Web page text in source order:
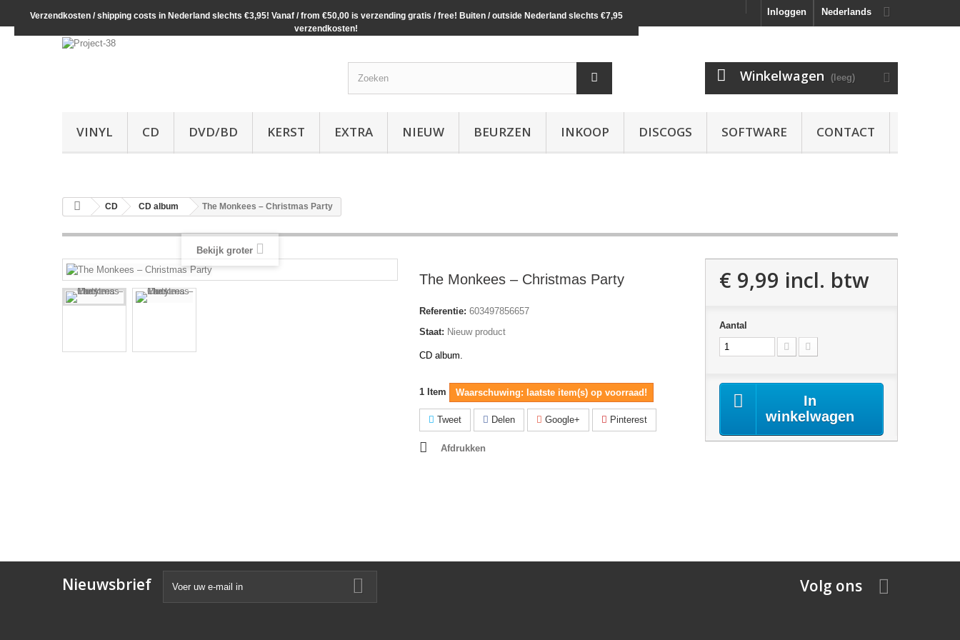
Verzendkosten / shipping costs in Nederland slechts €3,95! Vanaf / from €50,00 is verzending gratis / free! Buiten / outside Nederland slechts €7,95
verzendkosten!
Nederlands
Inloggen
Winkelwagen (leeg)
VINYL CD DVD/BD KERST EXTRA NIEUW BEURZEN INKOOP DISCOGS SOFTWARE CONTACT
CD CD album The Monkees ‎– Christmas Party
Bekijk groter
The Monkees ‎– Christmas Party
Referentie: 603497856657
Staat: Nieuw product
CD album.
1 Item Waarschuwing: laatste item(s) op voorraad!
Tweet Delen Google+ Pinterest
Afdrukken
€ 9,99 incl. btw
Aantal
In
winkelwagen
Nieuwsbrief Volg ons